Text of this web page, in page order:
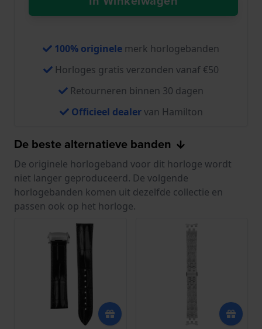
100% originele merk horlogebanden
Horloges gratis verzonden vanaf €50
Retourneren binnen 30 dagen
Officieel dealervan Hamilton
De beste alternatieve banden
De originele horlogeband voor dit horloge wordt
niet langer geproduceerd. De volgende
horlogebanden komen uit dezelfde collectie en
passen ook op het horloge.